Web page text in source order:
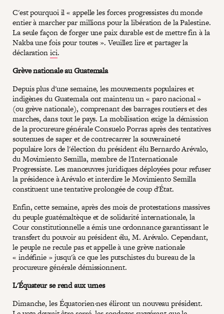
C'est pourquoi il « appelle les forces progressistes du monde
entier à marcher par millions pour la libération de la Palestine.
La seule façon de forger une paix durable est de mettre fin à la
Nakba une fois pour toutes ». Veuillez lire et partager la
déclarationici.
Grève nationale au Guatemala
Depuis plus d'une semaine, les mouvements populaires et
indigènes du Guatemala ont maintenu un « paro nacional »
(ou grève nationale), comprenant des barrages routiers et des
marches, dans tout le pays. La mobilisation exige la démission
de la procureure générale Consuelo Porras après des tentatives
soutenues de saper et de contrecarrer la souveraineté
populaire lors de l'élection du président élu Bernardo Arévalo,
du Movimiento Semilla, membre de l'Internationale
Progressiste. Les manœuvres juridiques déployées pour refuser
la présidence à Arévalo et interdire le Movimiento Semilla
constituent une tentative prolongée de coup d'État.
Enfin, cette semaine, après des mois de protestations massives
du peuple guatémaltèque et de solidarité internationale, la
Cour constitutionnelle a émis une ordonnance garantissant le
transfert du pouvoir au président élu, M. Arévalo. Cependant,
le peuple ne recule pas et appelle à une grève nationale
« indéfinie » jusqu'à ce que les putschistes du bureau de la
procureure générale démissionnent.
L'Équateur se rend aux urnes
Dimanche, les Équatorien·nes éliront un nouveau président.